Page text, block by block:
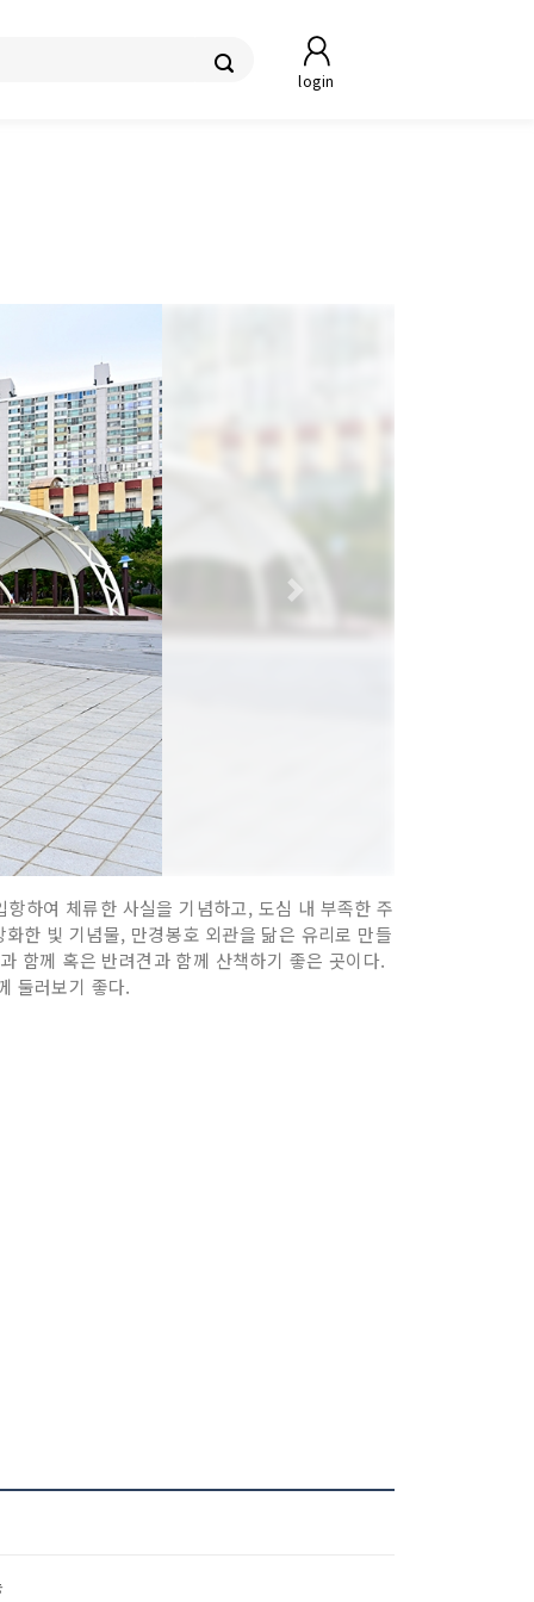
login
하여 체류한 사실을 기념하고, 도심 내 부족한 주
한 빛 기념물, 만경봉호 외관을 닮은 유리로 만들
함께 혹은 반려견과 함께 산책하기 좋은 곳이다.
둘러보기 좋다.